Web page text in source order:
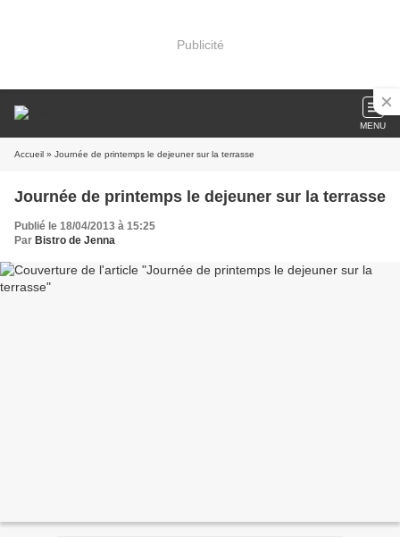
Publicité
MENU
Accueil » Journée de printemps le dejeuner sur la terrasse
Journée de printemps le dejeuner sur la terrasse
Publié le 18/04/2013 à 15:25
Par Bistro de Jenna